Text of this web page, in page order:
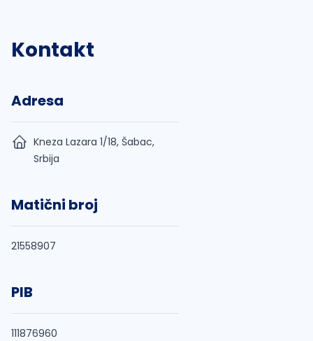
Kontakt
Adresa
Kneza Lazara 1/18, Šabac,
Srbija
Matični broj
21558907
PIB
111876960